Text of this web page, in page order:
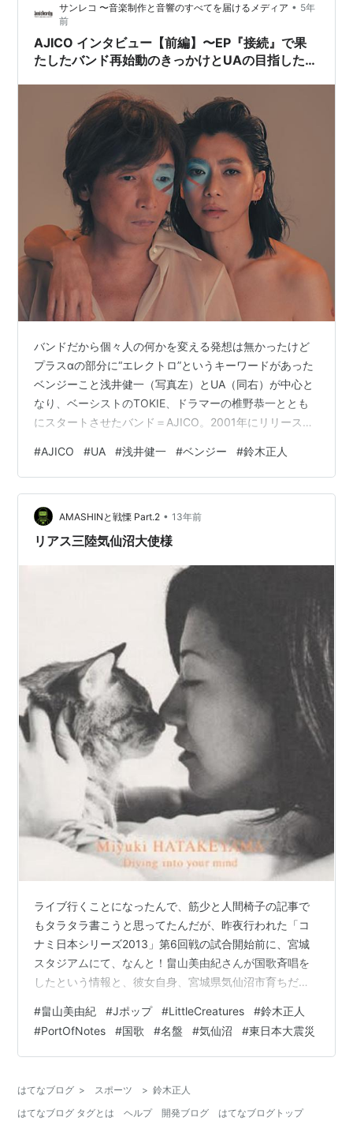
始動を果たした。UAのライブ・メンバーとしても知られ
る鈴木正人がサウンド・プロデュースを手掛け、バンド
主体ながらエレクトロニック・…
サンレコ 〜音楽制作と音響のすべてを届けるメディア • 5年
前
AJICO インタビュー【前編】〜EP『接続』で果
たしたバンド再始動のきっかけとUAの目指したも
バンドだから個々人の何かを変える発想は無かったけど
プラスαの部分に“エレクトロ”というキーワードがあった
ベンジーこと浅井健一（写真左）とUA（同右）が中心と
なり、ベーシストのTOKIE、ドラマーの椎野恭一ととも
にスタートさせたバンド＝AJICO。2001年にリリースし
ンドで現在も根強いリスナーを有するものの、バンド自
体は同年に活動を休止。メンバーはそれぞれの活動にま
い進することとなったが、今年５月に４曲入りのEP『接
続』で待望の再始動を果たした。UAのライブ・メンバー
としても知られる鈴木正人がサウンド・プロデュースを
#AJICO #UA #浅井健一 #ベンジー #鈴木正人
AMASHINと戦慄 Part.2 • 13年前
リアス三陸気仙沼大使様
ライブ行くことになったんで、筋少と人間椅子の記事で
もタラタラ書こうと思ってたんだが、昨夜行われた「コ
ナミ日本シリーズ2013」第6回戦の試合開始前に、宮城
スタジアムにて、なんと！畠山美由紀さんが国歌斉唱を
したという情報と、彼女自身、宮城県気仙沼市育ちだっ
目撃しといて、畠山さんの国歌斉唱を見逃すとは！！」
という、この大変残念な気持ちを慰めるべく、畠山さん
のことについて書こうかと。http://www.musicman-
った記憶はちょっと曖昧で、多分やけどリトル・クリー
チャ…
#畠山美由紀 #Jポップ #LittleCreatures #鈴木正人
#PortOfNotes #国歌 #名盤 #気仙沼 #東日本大震災
はてなブログ > スポーツ > 鈴木正人
はてなブログ タグとは
ヘルプ 開発ブログ はてなブログトップ